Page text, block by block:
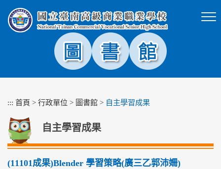
塊
::: 首頁 > 行政單位 > 圖書館 > 自主學習成果
自主學習成果
(11101成果)Blender 學習策略(廣三乙郭沛姍)